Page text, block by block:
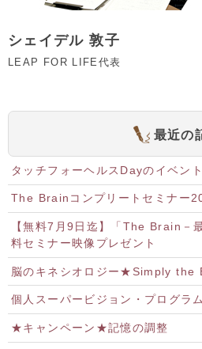
シェイデル 敦子
LEAP FOR LIFE代表
最近の
タッチフォーヘルスDayのイベン
The Brainコンプリートセミナー
【無料7月9日迄】「The Brain－
料セミナー映像プレゼント
脳のキネシオロジー★Simply the
個人スーパービジョン・プログラム
★キャンペーン★記憶の調整